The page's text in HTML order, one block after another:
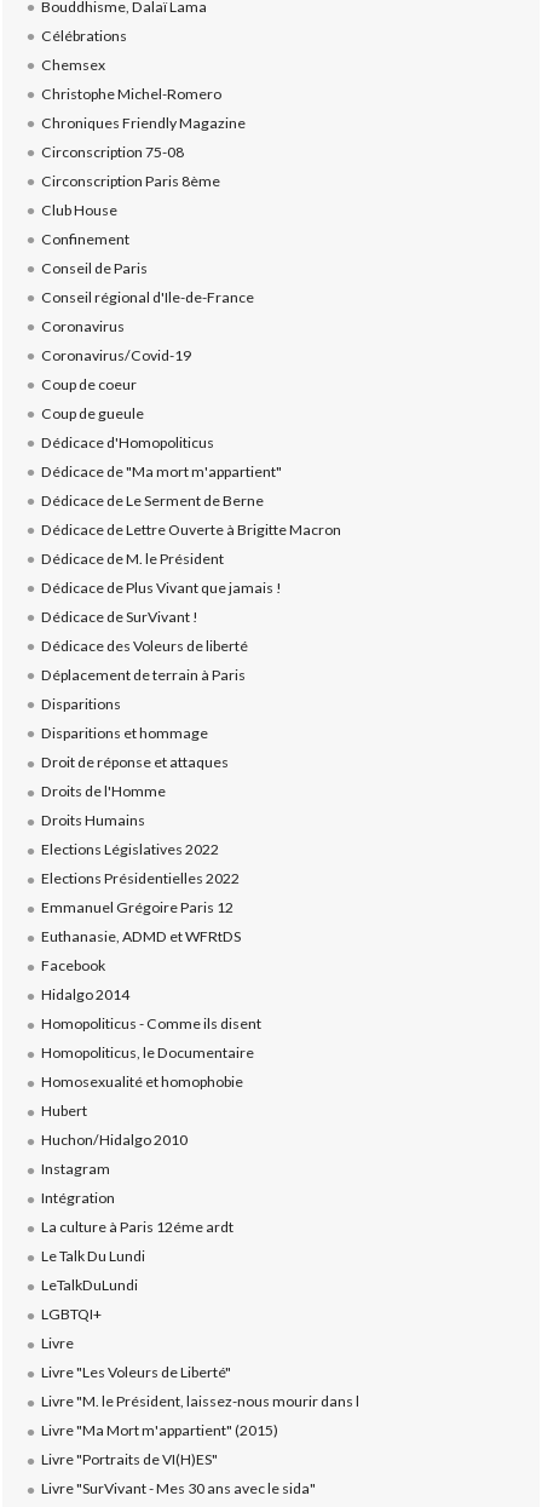
Bouddhisme, Dalaï Lama
Célébrations
Chemsex
Christophe Michel-Romero
Chroniques Friendly Magazine
Circonscription 75-08
Circonscription Paris 8ème
Club House
Confinement
Conseil de Paris
Conseil régional d'Ile-de-France
Coronavirus
Coronavirus/Covid-19
Coup de coeur
Coup de gueule
Dédicace d'Homopoliticus
Dédicace de "Ma mort m'appartient"
Dédicace de Le Serment de Berne
Dédicace de Lettre Ouverte à Brigitte Macron
Dédicace de M. le Président
Dédicace de Plus Vivant que jamais !
Dédicace de SurVivant !
Dédicace des Voleurs de liberté
Déplacement de terrain à Paris
Disparitions
Disparitions et hommage
Droit de réponse et attaques
Droits de l'Homme
Droits Humains
Elections Législatives 2022
Elections Présidentielles 2022
Emmanuel Grégoire Paris 12
Euthanasie, ADMD et WFRtDS
Facebook
Hidalgo 2014
Homopoliticus - Comme ils disent
Homopoliticus, le Documentaire
Homosexualité et homophobie
Hubert
Huchon/Hidalgo 2010
Instagram
Intégration
La culture à Paris 12éme ardt
Le Talk Du Lundi
LeTalkDuLundi
LGBTQI+
Livre
Livre "Les Voleurs de Liberté"
Livre "M. le Président, laissez-nous mourir dans l
Livre "Ma Mort m'appartient" (2015)
Livre "Portraits de VI(H)ES"
Livre "SurVivant - Mes 30 ans avec le sida"